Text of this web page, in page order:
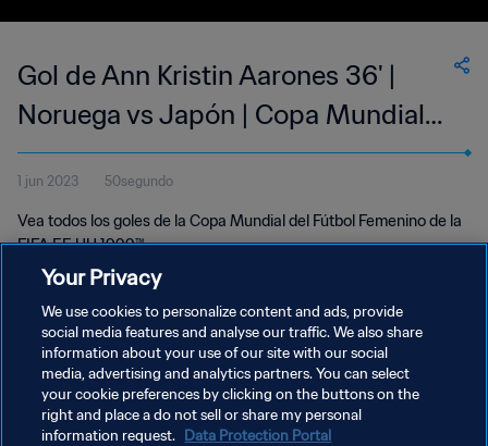
Gol de Ann Kristin Aarones 36' |
Noruega vs Japón | Copa Mundial
del Fútbol Femenino de la FIFA EE
UU 1999™
1 jun 2023 50segundo
Vea todos los goles de la Copa Mundial del Fútbol Femenino de la
FIFA EE UU 1999™.
POLÍTICA DE PRIVACIDAD
TÉRMINOS DE SERVICIO
Your Privacy
We use cookies to personalize content and ads, provide
social media features and analyse our traffic. We also share
information about your use of our site with our social
media, advertising and analytics partners. You can select
your cookie preferences by clicking on the buttons on the
right and place a do not sell or share my personal
information request. Data Protection Portal